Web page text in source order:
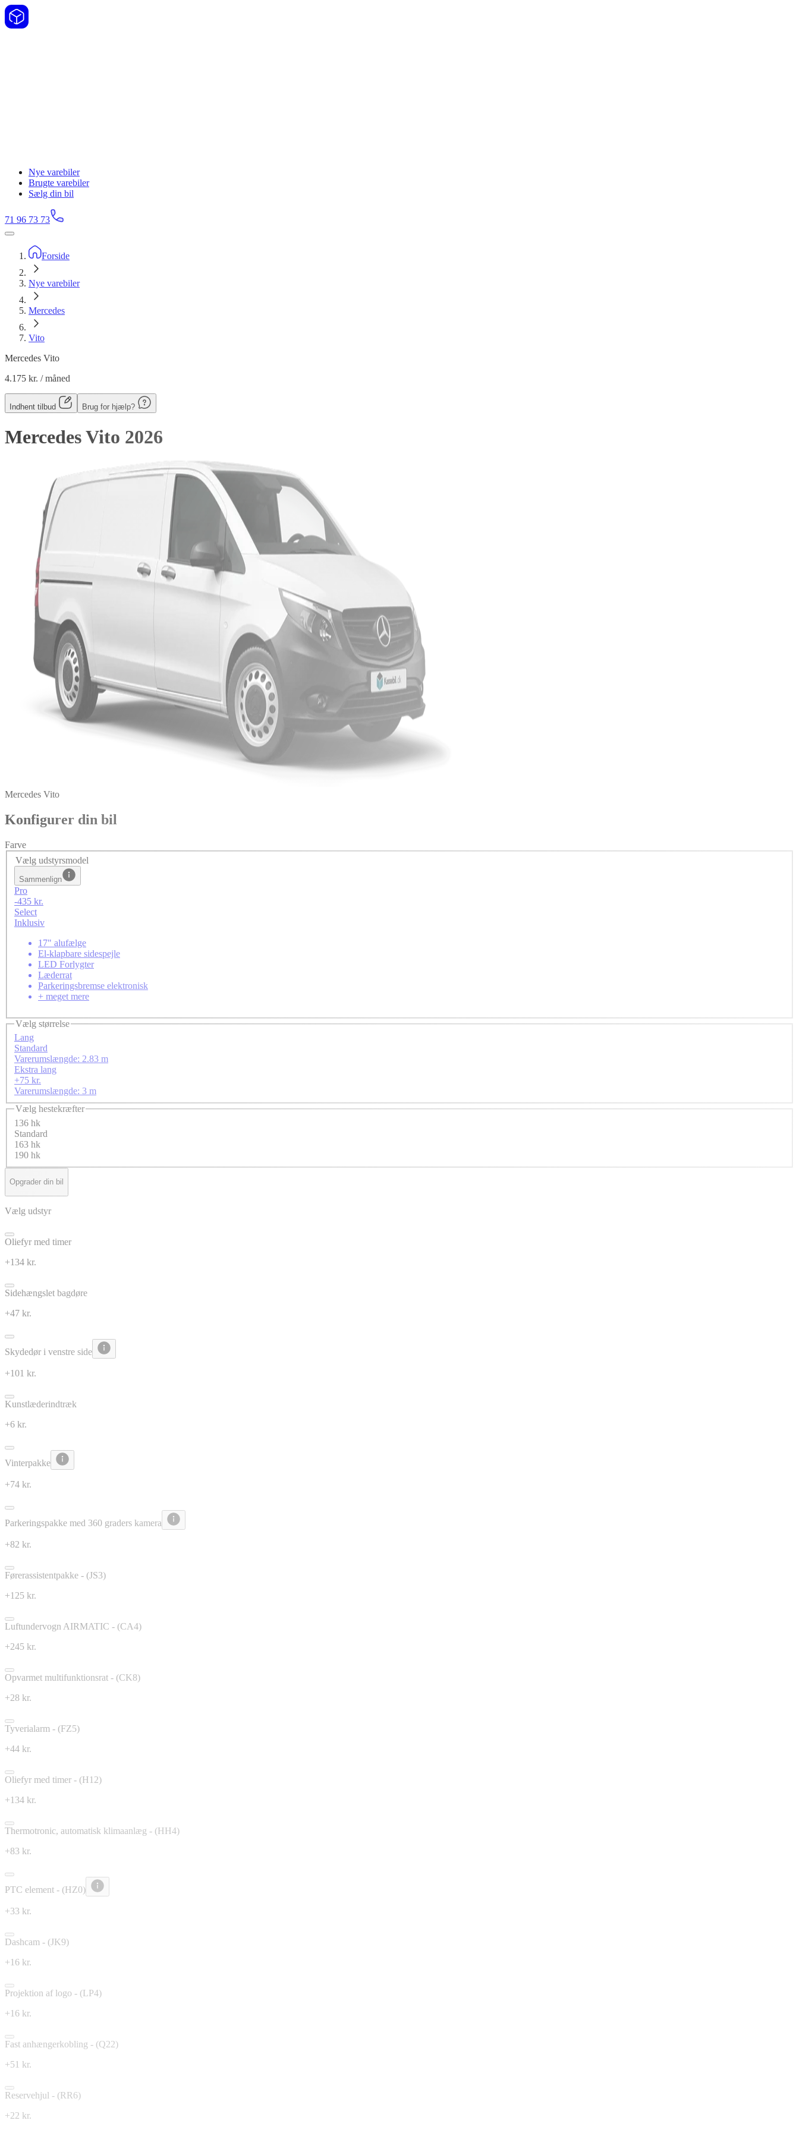
Nye varebiler
Brugte varebiler
Sælg din bil
71 96 73 73
Forside
Nye varebiler
Mercedes
Vito
Mercedes Vito
4.175 kr. / måned
Indhent tilbud Brug for hjælp?
Mercedes Vito 2026
Mercedes Vito
Konfigurer din bil
Farve
Vælg udstyrsmodel
Sammenlign
Pro
-435 kr.
Select
Inklusiv
17" alufælge
El-klapbare sidespejle
LED Forlygter
Læderrat
Parkeringsbremse elektronisk
+ meget mere
Vælg størrelse
Lang
Standard
Varerumslængde: 2.83 m
Ekstra lang
+75 kr.
Varerumslængde: 3 m
Vælg hestekræfter
136 hk
Standard
163 hk
190 hk
Opgrader din bil
Vælg udstyr
Oliefyr med timer
+134 kr.
Sidehængslet bagdøre
+47 kr.
Skydedør i venstre side
+101 kr.
Kunstlæderindtræk
+6 kr.
Vinterpakke
+74 kr.
Parkeringspakke med 360 graders kamera
+82 kr.
Førerassistentpakke - (JS3)
+125 kr.
Luftundervogn AIRMATIC - (CA4)
+245 kr.
Opvarmet multifunktionsrat - (CK8)
+28 kr.
Tyverialarm - (FZ5)
+44 kr.
Oliefyr med timer - (H12)
+134 kr.
Thermotronic, automatisk klimaanlæg - (HH4)
+83 kr.
PTC element - (HZ0)
+33 kr.
Dashcam - (JK9)
+16 kr.
Projektion af logo - (LP4)
+16 kr.
Fast anhængerkobling - (Q22)
+51 kr.
Reservehjul - (RR6)
+22 kr.